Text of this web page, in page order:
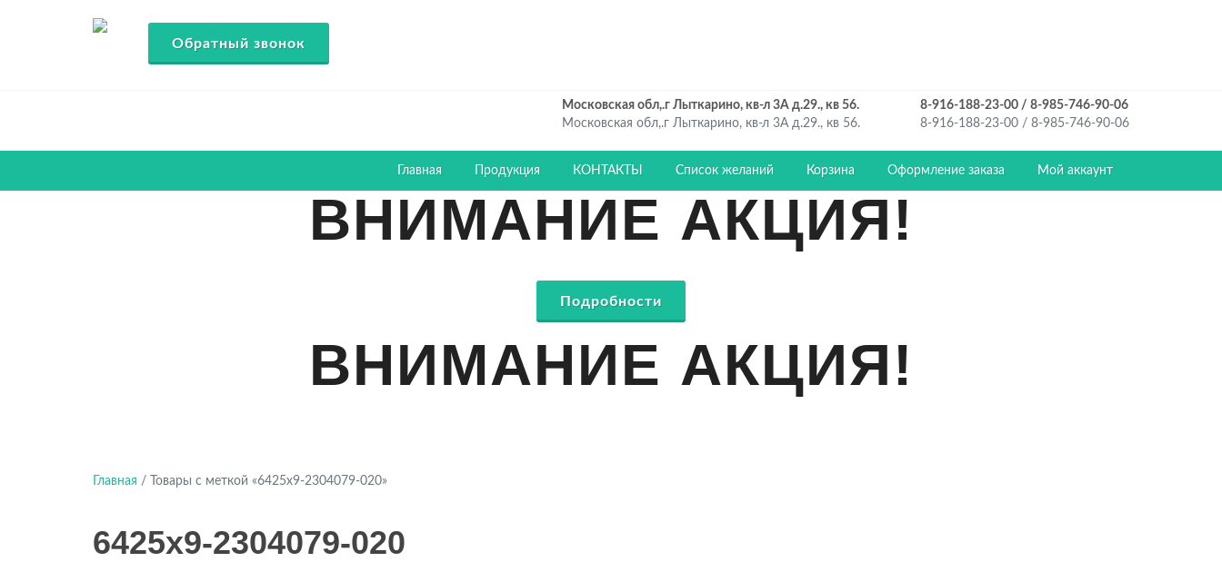
Обратный звонок
Московская обл,.г Лыткарино, кв-л 3А д.29., кв 56.
Московская обл,.г Лыткарино, кв-л 3А д.29., кв 56.
8-916-188-23-00 / 8-985-746-90-06
8-916-188-23-00 / 8-985-746-90-06
Главная Продукция КОНТАКТЫ Список желаний Корзина Оформление заказа Мой аккаунт
ВНИМАНИЕ АКЦИЯ!
Подробности
ВНИМАНИЕ АКЦИЯ!
Главная / Товары с меткой «6425х9-2304079-020»
6425х9-2304079-020